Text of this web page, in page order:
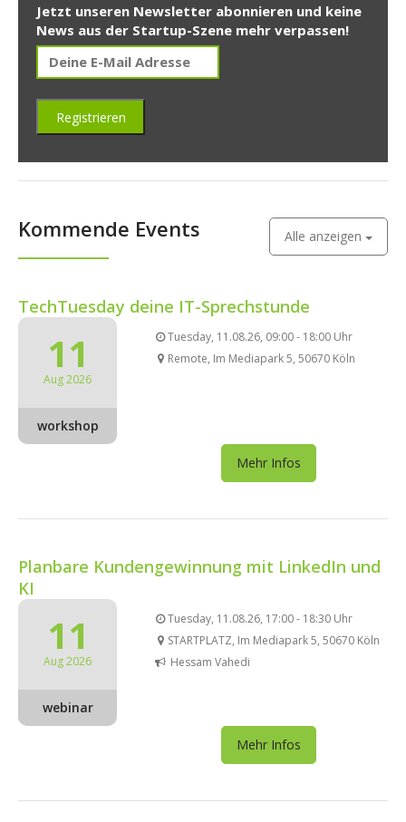
Jetzt unseren Newsletter abonnieren und keine
News aus der Startup-Szene mehr verpassen!
Kommende Events Alle anzeigen
TechTuesday deine IT-Sprechstunde
11
Aug 2026
workshop
Tuesday, 11.08.26, 09:00 - 18:00 Uhr
Remote, Im Mediapark 5, 50670 Köln
Mehr Infos
Planbare Kundengewinnung mit LinkedIn und
KI
11
Aug 2026
webinar
Tuesday, 11.08.26, 17:00 - 18:30 Uhr
STARTPLATZ, Im Mediapark 5, 50670 Köln
Hessam Vahedi
Mehr Infos